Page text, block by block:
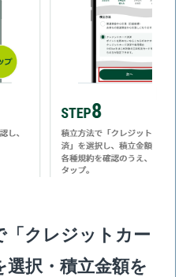
「クレジットカー
選択・積立金額を